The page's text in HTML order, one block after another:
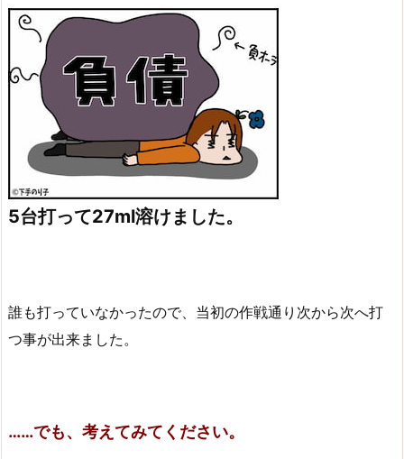
5台打って27ml溶けました。
誰も打っていなかったので、当初の作戦通り次から次へ打
つ事が出来ました。
……でも、考えてみてください。